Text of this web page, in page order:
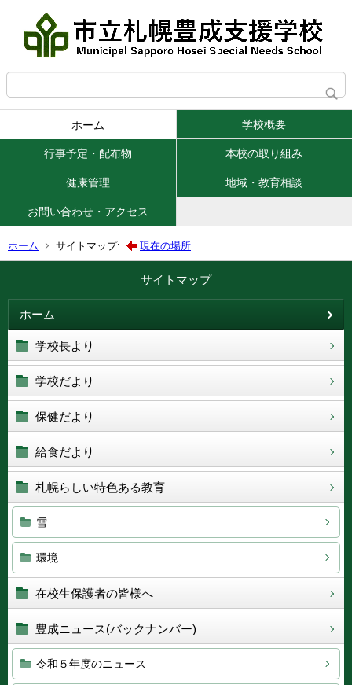
ホーム 学校概要
行事予定・配布物 本校の取り組み
健康管理 地域・教育相談
お問い合わせ・アクセス
ホーム サイトマップ: 現在の場所
サイトマップ
ホーム
学校長より
学校だより
保健だより
給食だより
札幌らしい特色ある教育
雪
環境
在校生保護者の皆様へ
豊成ニュース(バックナンバー)
令和５年度のニュース